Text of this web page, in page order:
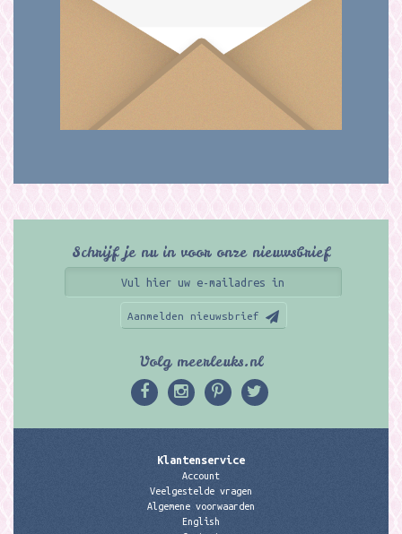
Schrijf je nu in voor onze nieuwsbrief
Aanmelden nieuwsbrief
Volg meerleuks.nl
Klantenservice
Account
Veelgestelde vragen
Algemene voorwaarden
English